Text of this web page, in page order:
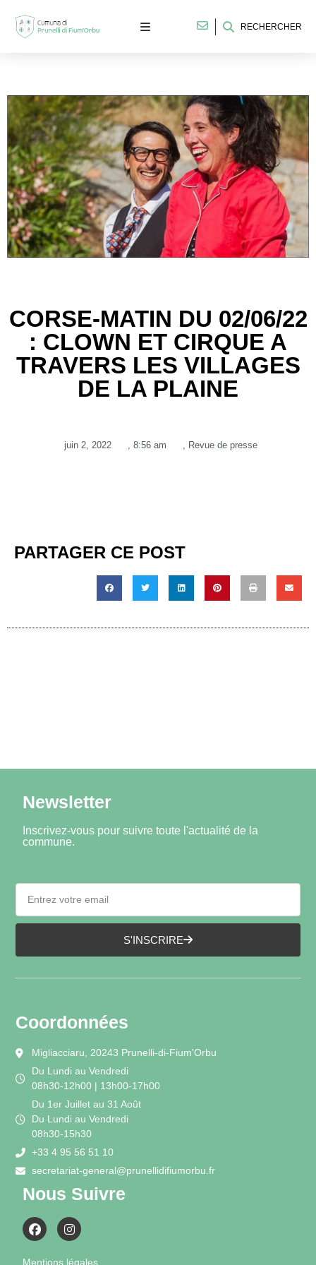
RECHERCHER
CORSE-MATIN DU 02/06/22
: CLOWN ET CIRQUE A
TRAVERS LES VILLAGES
DE LA PLAINE
juin 2, 2022 8:56 am Revue de presse
PARTAGER CE POST
Newsletter
Inscrivez-vous pour suivre toute l'actualité de la
commune.
S'INSCRIRE
Coordonnées
Migliacciaru, 20243 Prunelli-di-Fium'Orbu
Du Lundi au Vendredi
08h30-12h00 | 13h00-17h00
Du 1er Juillet au 31 Août
Du Lundi au Vendredi
08h30-15h30
+33 4 95 56 51 10
secretariat-general@prunellidifiumorbu.fr
Nous Suivre
Mentions légales